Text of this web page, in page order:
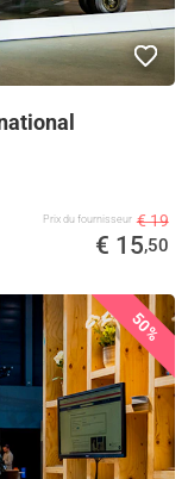
Prix ​​du fournisseur € 19
€ 15,50
50%